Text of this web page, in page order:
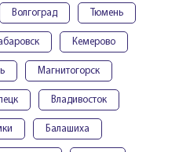
Волгоград Тюмень
Кемерово
Магнитогорск
Владивосток
Балашиха